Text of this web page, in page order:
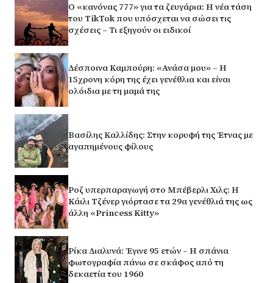
Ο «κανόνας 777» για τα ζευγάρια: Η νέα τάση
του TikTok που υπόσχεται να σώσει τις
σχέσεις – Τι εξηγούν οι ειδικοί
Δέσποινα Καμπούρη: «Ανάσα μου» – Η
15χρονη κόρη της έχει γενέθλια και είναι
ολόιδια με τη μαμά της
Βασίλης Καλλίδης: Στην κορυφή της Έτνας με
αγαπημένους φίλους
Ροζ υπερπαραγωγή στο Μπέβερλι Χιλς: Η
Κάιλι Τζένερ γιόρτασε τα 29α γενέθλιά της ως
άλλη «Princess Kitty»
Ρίκα Διαλυνά: Έγινε 95 ετών – Η σπάνια
φωτογραφία πάνω σε σκάφος από τη
δεκαετία του 1960